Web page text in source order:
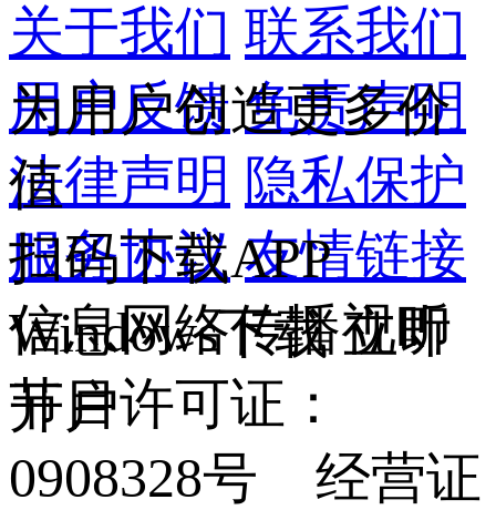
关于我们 联系我们
用户反馈 免责声明
法律声明 隐私保护
服务协议 友情链接
信息网络传播视听
节目许可证：
0908328号 经营证
为用户创造更多价
值
扫码下载APP
Windows下载立即
开户